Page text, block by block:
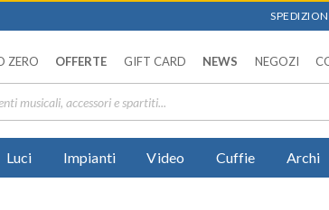
ZERO OFFERTE GIFT CARD NEWS NEGOZI
Luci Impianti Video Cuffie Archi